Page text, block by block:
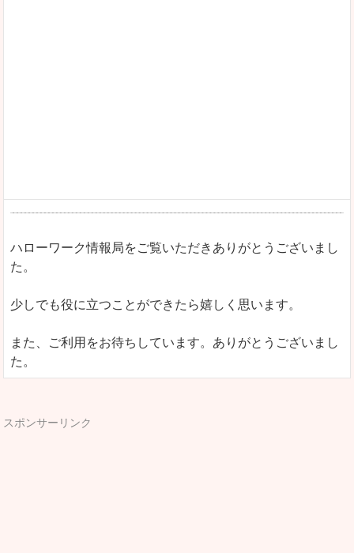
ハローワーク情報局をご覧いただきありがとうございまし
た。
少しでも役に立つことができたら嬉しく思います。
また、ご利用をお待ちしています。ありがとうございまし
た。
スポンサーリンク